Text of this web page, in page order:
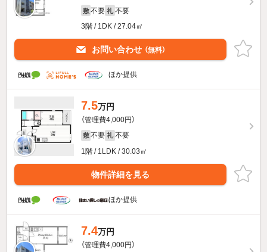
敷 不要 礼 不要
3階 / 1DK / 27.04㎡
お問い合わせ （無料）
ほか提供
7.5万円
（管理費4,000円）
敷 不要 礼 不要
1階 / 1LDK / 30.03㎡
物件詳細を見る
ほか提供
7.4万円
（管理費4,000円）